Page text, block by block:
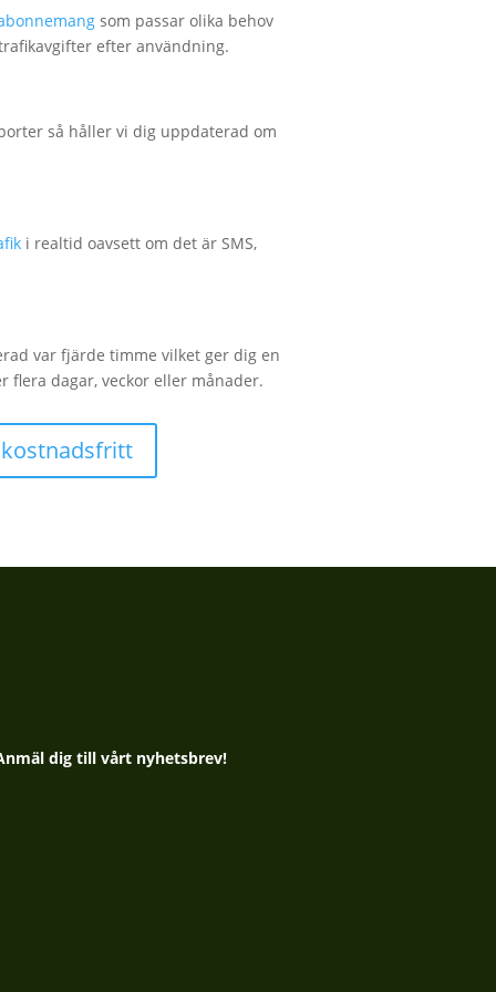
som passar olika behov
efter användning.
så håller vi dig uppdaterad om
i realtid oavsett om det är SMS,
var fjärde timme vilket ger dig en
flera dagar, veckor eller månader.
dig till vårt nyhetsbrev!